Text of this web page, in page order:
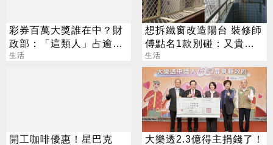
彩券百萬大獎誰在中？財
政部：「這類人」占逾6
成
生活
想拆鐵窗改造陽台 裝修師
傅點名1款別碰：又貴又
違法
生活
開工咖啡優惠！星巴克
大樂透2.3億得主捐錢了！